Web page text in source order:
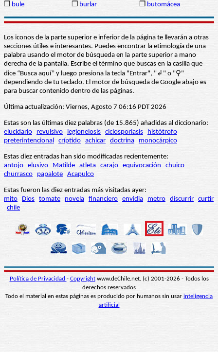
❒ bule ❒ burlar ❒ butomácea
Los iconos de la parte superior e inferior de la página te llevarán a otras
secciones útiles e interesantes. Puedes encontrar la etimología de una
palabra usando el motor de búsqueda en la parte superior a mano
derecha de la pantalla. Escribe el término que buscas en la casilla que
dice “Busca aquí” y luego presiona la tecla "Entrar", "↲" o "⚲"
dependiendo de tu teclado. El motor de búsqueda de Google abajo es
para buscar contenido dentro de las páginas.
Última actualización: Viernes, Agosto 7 06:16 PDT 2026
Estas son las últimas diez palabras (de 15.865) añadidas al diccionario:
elucidario
revulsivo legionelosis ciclosporiasis
histótrofo
preterintencional críptido achicar doctrina monocárpico
Estas diez entradas han sido modificadas recientemente:
antojo elusivo Matilde atleta carajo equivocación
chuico
churrasco
papalote Acapulco
Estas fueron las diez entradas más visitadas ayer:
mito
Dios tomate novela financiero envidia metro discurrir curtir
chile
Política de Privacidad - Copyrightwww.deChile.net. (c) 2001-2026 - Todos los
derechos reservados
Todo el material en estas páginas es producido por humanos sin usar inteligencia
artificial